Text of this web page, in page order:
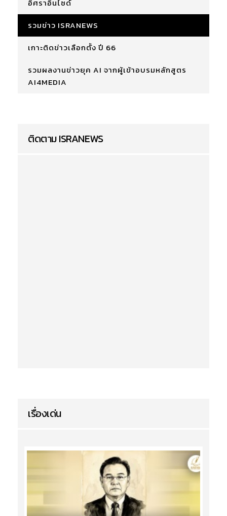
อิศราอินไซด์
รวมข่าว ISRANEWS
เกาะติดข่าวเลือกตั้ง ปี 66
รวมผลงานข่าวยุค AI จากผู้เข้าอบรมหลักสูตร
AI4MEDIA
ติดตาม ISRANEWS
เรื่องเด่น